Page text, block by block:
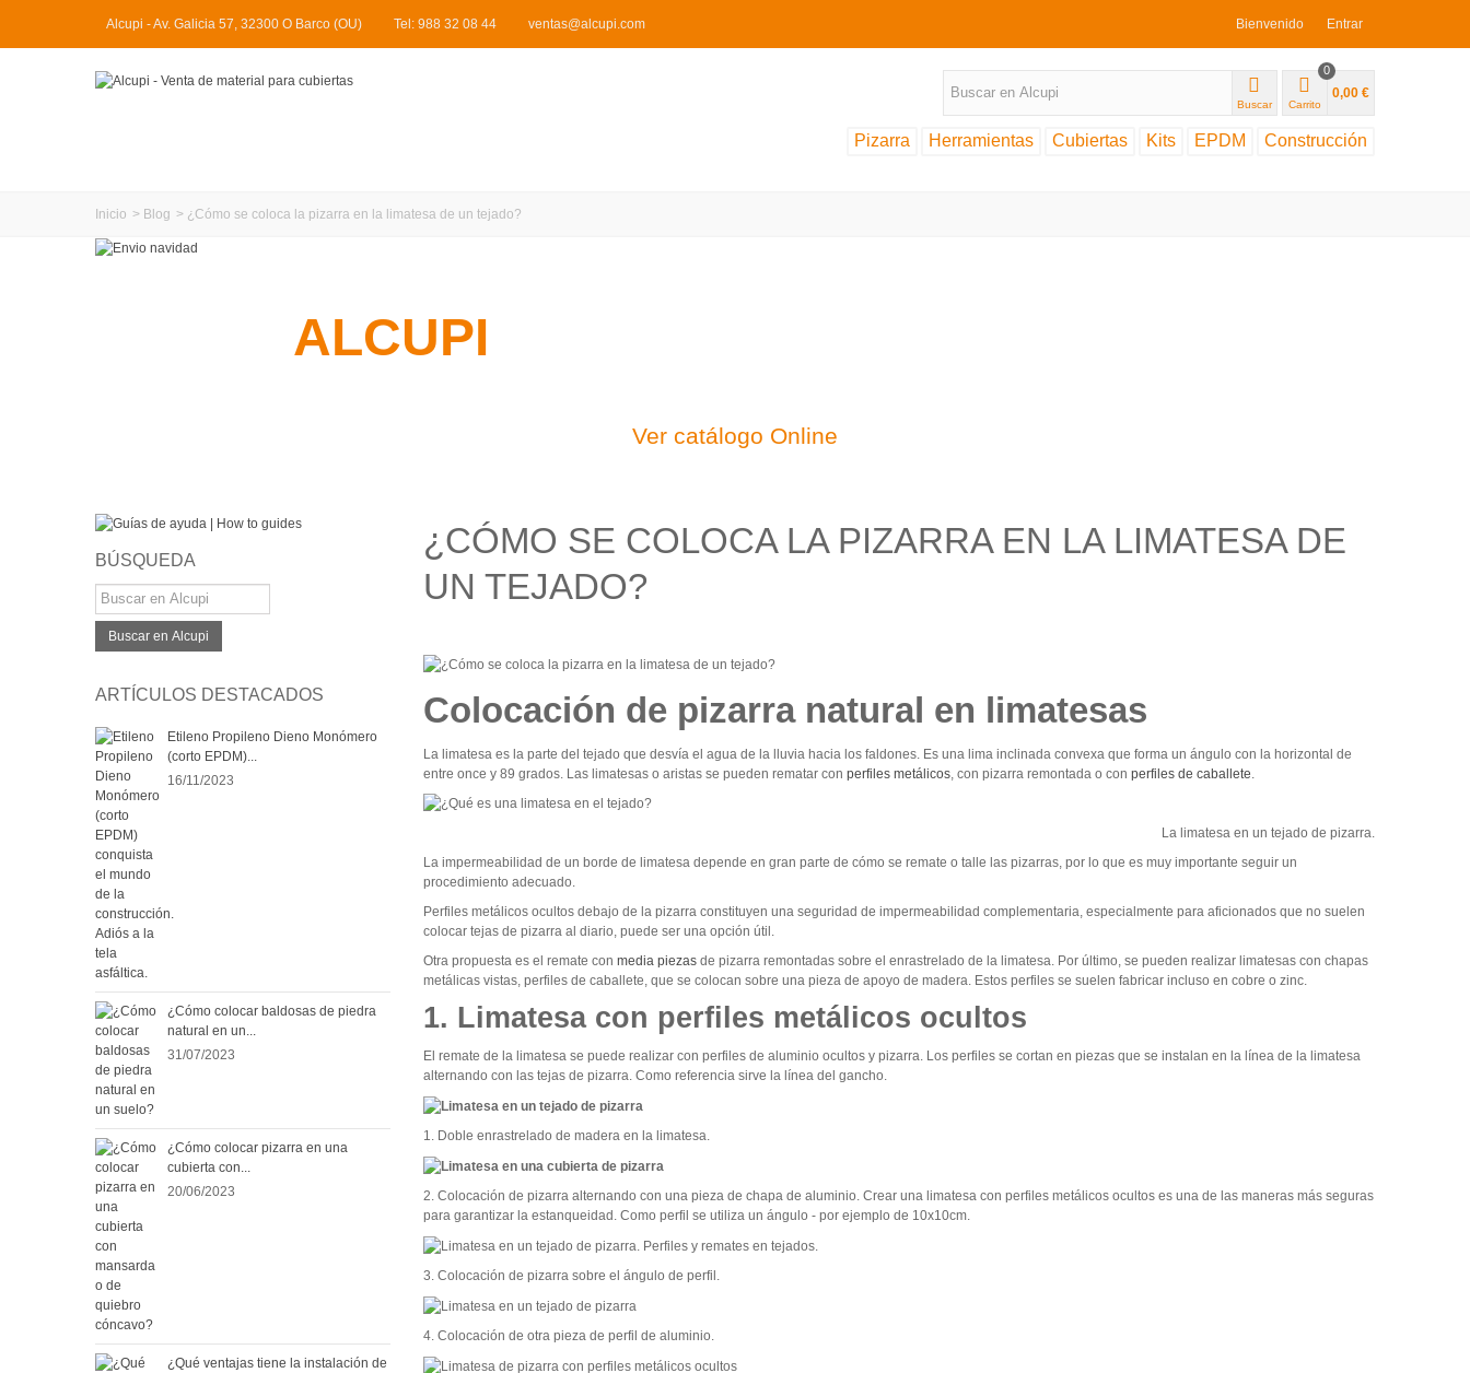
Alcupi - Av. Galicia 57, 32300 O Barco (OU) Tel: 988 32 08 44 ventas@alcupi.com Bienvenido Entrar
Buscar Carrito
0
0,00 €
Pizarra Herramientas Cubiertas Kits EPDM Construcción
Inicio > Blog > ¿Cómo se coloca la pizarra en la limatesa de un tejado?
ALCUPI
Ver catálogo Online
BÚSQUEDA
Buscar en Alcupi
ARTÍCULOS DESTACADOS
Etileno Propileno Dieno Monómero
(corto EPDM)...
16/11/2023
¿Cómo colocar baldosas de piedra
natural en un...
31/07/2023
¿Cómo colocar pizarra en una
cubierta con...
20/06/2023
¿Qué ventajas tiene la instalación de
¿CÓMO SE COLOCA LA PIZARRA EN LA LIMATESA DE
UN TEJADO?
Colocación de pizarra natural en limatesas
La limatesa es la parte del tejado que desvía el agua de la lluvia hacia los faldones. Es una lima inclinada convexa que forma un ángulo con la horizontal de
entre once y 89 grados. Las limatesas o aristas se pueden rematar con perfiles metálicos , con pizarra remontada o con perfiles de caballete
La limatesa en un tejado de pizarra.
La impermeabilidad de un borde de limatesa depende en gran parte de cómo se remate o talle las pizarras, por lo que es muy importante seguir un
procedimiento adecuado.
Perfiles metálicos ocultos debajo de la pizarra constituyen una seguridad de impermeabilidad complementaria, especialmente para aficionados que no suelen
colocar tejas de pizarra al diario, puede ser una opción útil.
Otra propuesta es el remate con media piezas de pizarra remontadas sobre el enrastrelado de la limatesa. Por último, se pueden realizar limatesas con chapas
metálicas vistas, perfiles de caballete, que se colocan sobre una pieza de apoyo de madera. Estos perfiles se suelen fabricar incluso en cobre o zinc.
1. Limatesa con perfiles metálicos ocultos
El remate de la limatesa se puede realizar con perfiles de aluminio ocultos y pizarra. Los perfiles se cortan en piezas que se instalan en la línea de la limatesa
alternando con las tejas de pizarra. Como referencia sirve la línea del gancho.
1. Doble enrastrelado de madera en la limatesa.
2. Colocación de pizarra alternando con una pieza de chapa de aluminio. Crear una limatesa con perfiles metálicos ocultos es una de las maneras más seguras
para garantizar la estanqueidad. Como perfil se utiliza un ángulo - por ejemplo de 10x10cm.
3. Colocación de pizarra sobre el ángulo de perfil.
4. Colocación de otra pieza de perfil de aluminio.